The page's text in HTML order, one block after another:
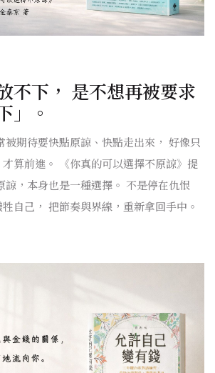
不下， 是不想再被要求
」。
被期待要快點原諒、快點走出來， 好像只
算前進。 《你真的可以選擇不原諒》提
諒，本身也是一種選擇。 不是停在仇恨
自己， 把節奏與界線，重新拿回手中。